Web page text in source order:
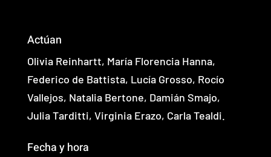
Actúan
Olivia Reinhartt, María Florencia Hanna,
Federico de Battista, Lucía Grosso, Rocío
Vallejos, Natalia Bertone, Damián Smajo,
Julia Tarditti, Virginia Erazo, Carla Tealdi.
Fecha y hora